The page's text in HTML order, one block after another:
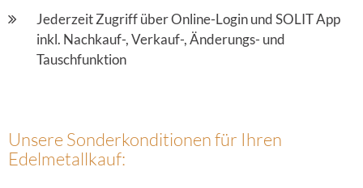
Jederzeit Zugriff über Online-Login und SOLIT App
inkl. Nachkauf-, Verkauf-, Änderungs- und
Tauschfunktion
Unsere Sonderkonditionen für Ihren
Edelmetallkauf: